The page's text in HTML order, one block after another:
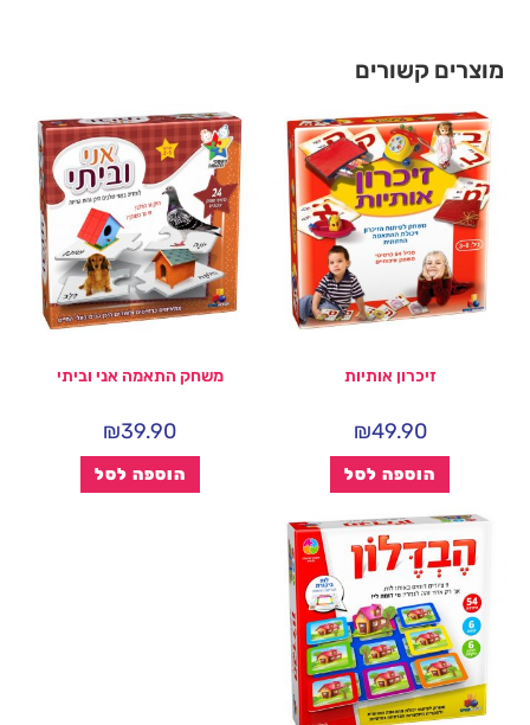
מוצרים קשורים
זיכרון אותיות
₪49.90
הוספה לסל
משחק התאמה אני וביתי
₪39.90
הוספה לסל